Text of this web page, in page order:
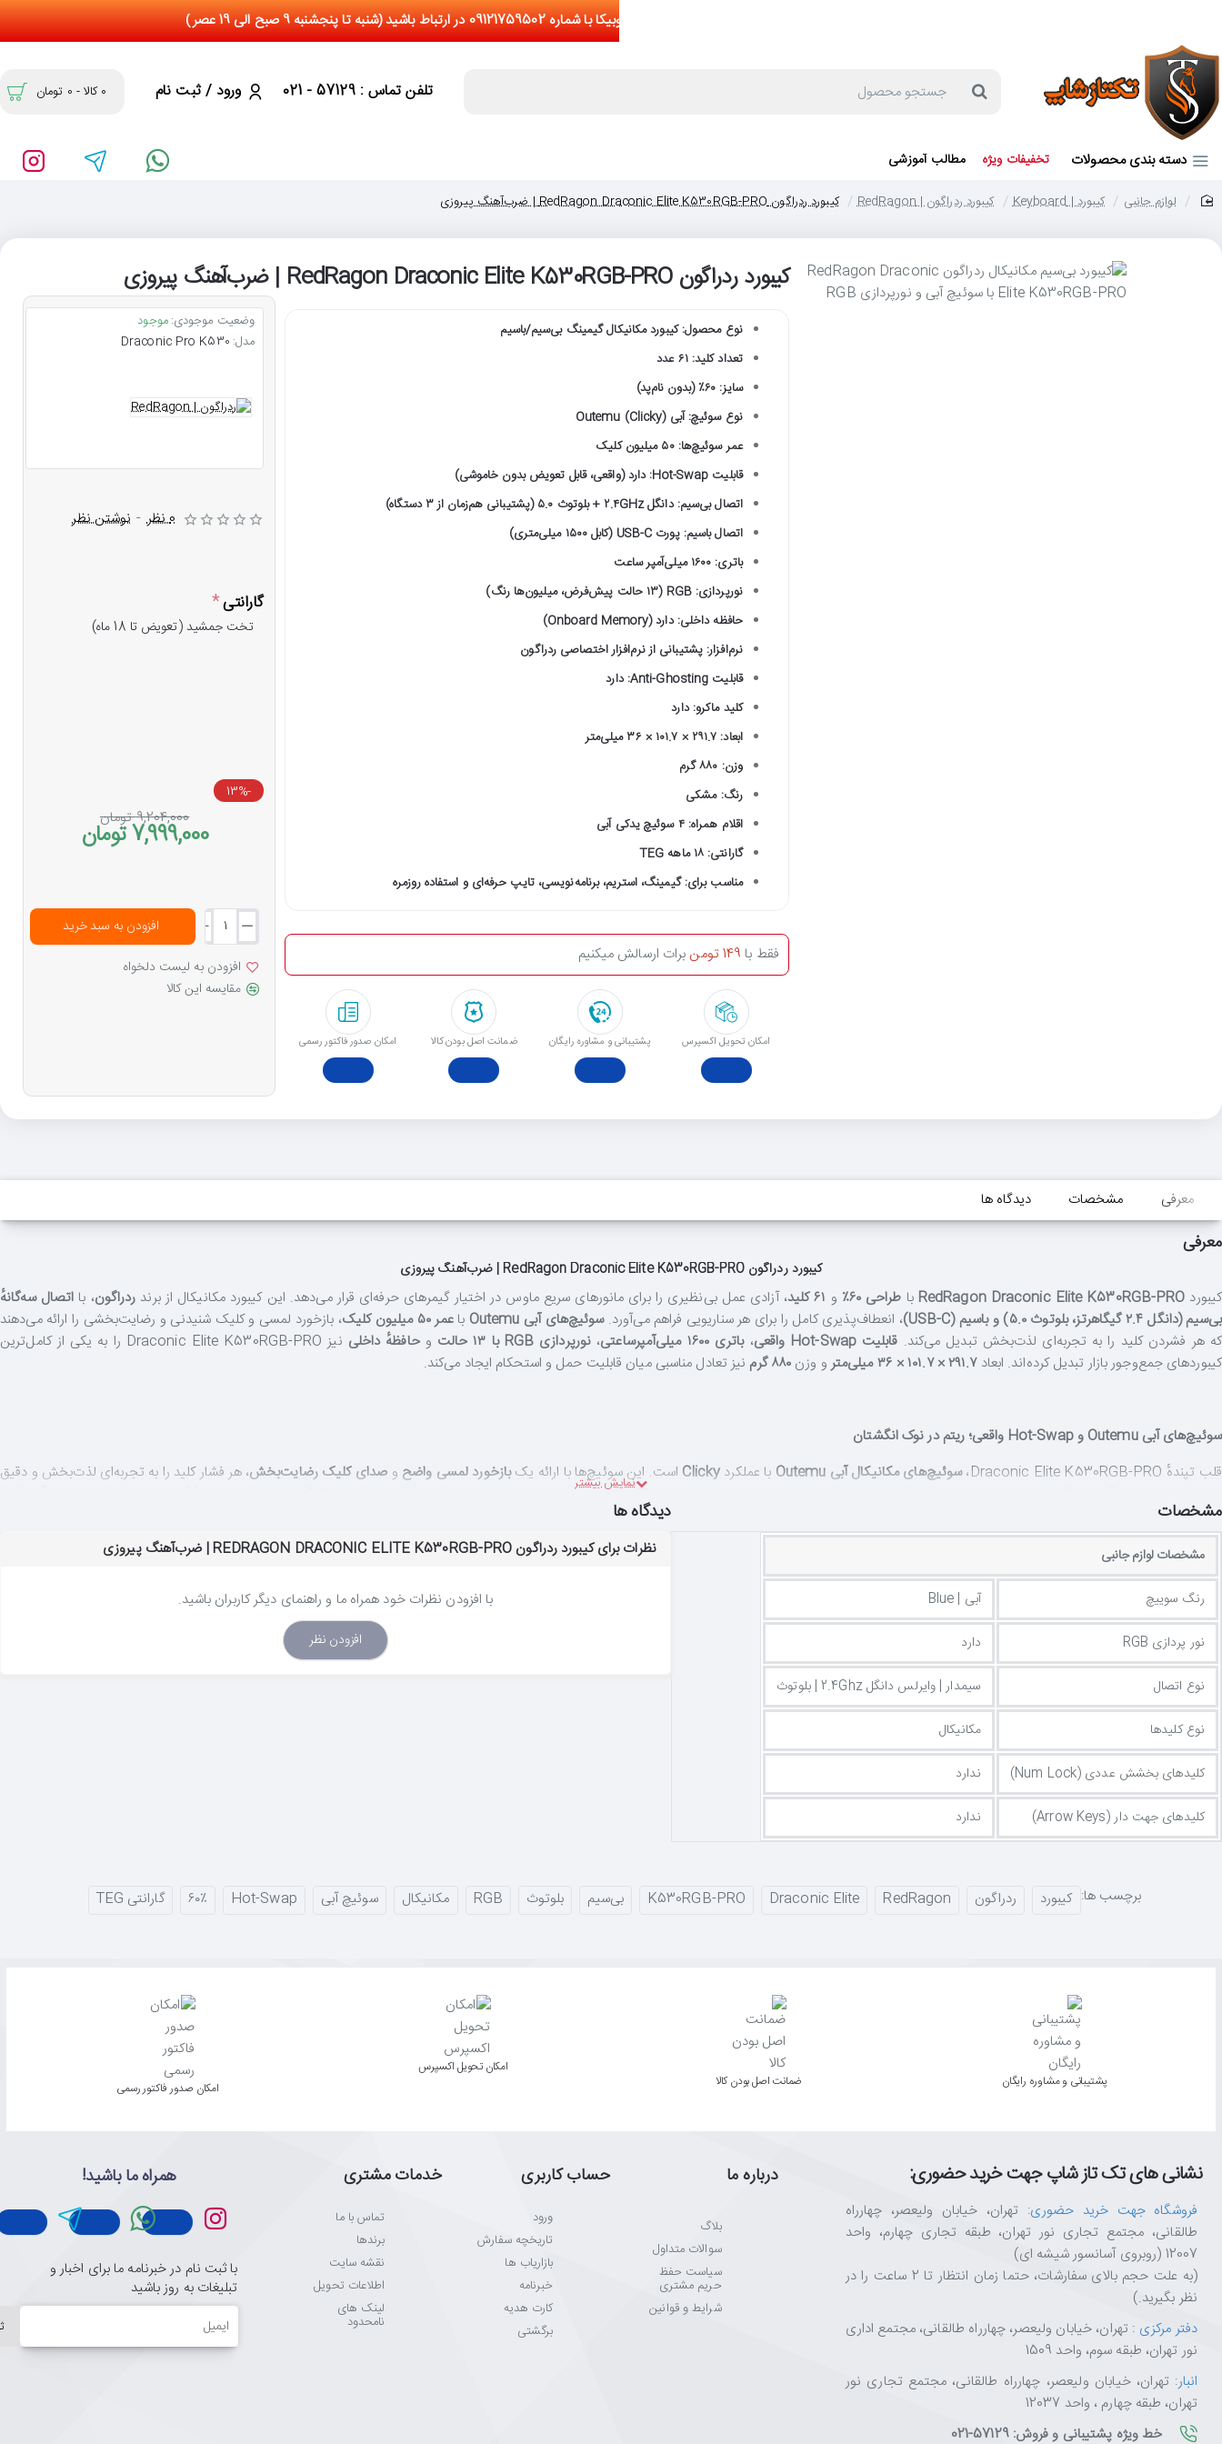
جستجو
تلفن تماس : 57129 - 021 ورود / ثبت نام 0 کالا - 0 تومان
دسته بندی محصولات تخفیفات ویژه مطالب آموزشی
لوازم جانبی کیبورد | Keyboard کیبورد ردراگون | RedRagon کیبورد ردراگون RedRagon Draconic Elite K530RGB-PRO | ضرب‌آهنگ پیروزی
کیبورد ردراگون RedRagon Draconic Elite K530RGB-PRO | ضرب‌آهنگ پیروزی
نوع محصول: کیبورد مکانیکال گیمینگ بی‌سیم/باسیم
تعداد کلید: ۶۱ عدد
سایز: ۶۰٪ (بدون نام‌پد)
نوع سوئیچ: آبی Outemu (Clicky)
عمر سوئیچ‌ها: ۵۰ میلیون کلیک
قابلیت Hot-Swap: دارد (واقعی، قابل تعویض بدون خاموشی)
اتصال بی‌سیم: دانگل ۲.۴GHz + بلوتوث ۵.۰ (پشتیبانی هم‌زمان از ۳ دستگاه)
اتصال باسیم: پورت USB-C (کابل ۱۵۰۰ میلی‌متری)
باتری: ۱۶۰۰ میلی‌آمپر ساعت
نورپردازی: RGB (۱۳ حالت پیش‌فرض، میلیون‌ها رنگ)
حافظه داخلی: دارد (Onboard Memory)
نرم‌افزار: پشتیبانی از نرم‌افزار اختصاصی ردراگون
قابلیت Anti-Ghosting: دارد
کلید ماکرو: دارد
ابعاد: ۲۹۱.۷ × ۱۰۱.۷ × ۳۶ میلی‌متر
وزن: ۸۸۰ گرم
رنگ: مشکی
اقلام همراه: ۴ سوئیچ یدکی آبی
گارانتی: ۱۸ ماهه TEG
مناسب برای: گیمینگ، استریم، برنامه‌نویسی، تایپ حرفه‌ای و استفاده روزمره
امکان تحویل اکسپرس پشتیبانی و مشاوره رایگان ﺿﻤﺎﻧﺖ اﺻﻞ ﺑﻮدن ﮐﺎﻟﺎ امکان صدور فاکتور رسمی
فقط با 149 تومن برات ارسالش میکنیم
وضعیت موجودی:موجود
مدل: Draconic Pro K530
0 نظر - نوشتن نظر
گارانتی
تخت جمشید (تعویض تا 18 ماه)
-13%
7,999,000 تومان
9,204,000 تومان
افزودن به سبد خرید
افزودن به لیست دلخواه
مقایسه این کالا
معرفی مشخصات دیدگاه ها
معرفی
کیبورد ردراگون RedRagon Draconic Elite K530RGB-PRO | ضرب‌آهنگ پیروزی
کیبورد RedRagon Draconic Elite K530RGB-PRO با طراحی ۶۰٪ و ۶۱ کلید ، آزادی عمل بی‌نظیری را برای مانورهای سریع ماوس در اختیار گیمرهای حرفه‌ای قرار می‌دهد. این کیبورد مکانیکال از برند ردراگون، با اتصال سه‌گانهٔ
بی‌سیم (دانگل ۲.۴ گیگاهرتز، بلوتوث ۵.۰) و باسیم (USB-C)
، انعطاف‌پذیری کامل را برای هر سناریویی فراهم می‌آورد.سوئیچ‌های آبی Outemu باعمر ۵۰ میلیون کلیک
، بازخورد لمسی و کلیک شنیدنی و رضایت‌بخشی را ارائه می‌دهند
که هر فشردن کلید را به تجربه‌ای لذت‌بخش تبدیل می‌کند. قابلیت Hot-Swap واقعی ،باتری ۱۶۰۰ میلی‌آمپرساعتی ، نورپردازی RGB با ۱۳ حالت وحافظهٔ داخلی
نیز Draconic Elite K530RGB-PRO را به یکی از کامل‌ترین
کیبوردهای جمع‌وجور بازار تبدیل کرده‌اند. ابعاد۲۹۱.۷ × ۱۰۱.۷ × ۳۶ میلی‌متر و وزن ۸۸۰ گرم نیز تعادل مناسبی میان قابلیت حمل و استحکام ایجاد می‌کند.
سوئیچ‌های آبی Outemu و Hot-Swap واقعی؛ ریتم در نوک انگشتان
قلب تپندهٔ Draconic Elite K530RGB-PRO،
سوئیچ‌های مکانیکال آبی Outemu با عملکرد Clicky است. این سوئیچ‌ها با ارائه یکبازخورد لمسی واضح و صدای کلیک رضایت‌بخش، هر فشار کلید را به تجربه‌ای لذت‌بخش و دقیق
تبدیل می‌کنند—ایده‌آل برای گیمرهایی که به حس فیزیکی و صوتی هر فرمان اهمیت می‌دهند و برای تایپیست‌هایی که از ریتم تایپ خود لذت می‌برند.
تضمین می‌کند.
به شما اجازه می‌دهد بدون لحیم‌کاری و حتی در حال روشن بودن کیبورد، سوئیچ‌ها را تعویض کنید—سوکت‌های دقیق طراحی‌شده، لرزش سوئیچ‌ها را به حداقل می‌رسانند. همچنین
یدکی قرمزدر جعبه همراه محصول است.
اتصال سه‌گانه و باتری ۱۶۰۰mAh؛ آزادی بی‌مرز
Draconic Elite K530RGB-PRO با
سه حالت اتصال بلوتوث ۵.۰
جانبی، وکابل USB-C برای شارژ و استفادهٔ باسیم.باتری داخلی ۱۶۰۰ میلی‌آمپرساعتی نیز شارژدهی طولانی‌مدت را برای روزها کار و بازی بی‌وقفه تضمین می‌کند.
نورپردازی RGB و حافظهٔ داخلی
نورپردازی RGB
با۱۳ حالت پیش‌فرض و میلیون‌ها رنگ، به‌راحتی و بدون نیاز به نرم‌افزار، از طریق خود کیبورد قابل تنظیم است و با ریتم بازی شما هماهنگ می‌شود.
ماکروهای شما را در خود کیبورد ذخیره می‌کند.نرم‌افزار اختصاصی ردراگوننیز امکان شخصی‌سازی پیشرفته‌تر و ساخت
می‌کند.
این کیبورد برای چه کسانی مناسب است؟
با ۶۱ کلید و ابعاد جمع‌وجور ۲۹۱.۷×۱۰۱.۷×۳۶ میلی‌متر
✅
باتری ۱۶۰۰mAh
با شارژدهی طولانی‌مدت
✅نورپردازی RGB
با ۱۳ حالت و میلیون‌ها رنگ
✅حافظهٔ داخلی (Onboard Memory)
و پشتیبانی از نرم‌افزار اختصاصی
✅قابلیت Anti-Ghosting
+ کلیدهای ماکرو
✅وزن: ۸۸۰ گرم
✅۴ سوئیچ یدکی قرمز همراه محصول
چرا از تکتازشاپ خرید کنیم؟
تکتازشاپ فقط یک فروشگاه نیست—یک مقصد مطمئن برای عاشقان تکنولوژی و انتخاب‌های هوشمندانه است.
با ضمانت اصالت کالا، مشاوره تخصصی، ارسال سریع و پشتیبانی واقعی، خیالت از خرید راحت باشد.
ما اینجاییم تا تجربه‌ای متفاوت، حرفه‌ای و قابل اعتماد از خرید آنلاین را برایت رقم بزنیم.
مشخصات
مشخصات لوازم جانبی
رنگ سوییچ
آبی | Blue
نور پردازی RGB
دارد
نوع اتصال
سیمدار | وایرلس دانگل 2.4Ghz | بلوتوث
نوع کلیدها
مکانیکال
کلیدهای بخشش عددی (Num Lock)
ندارد
کلیدهای جهت دار (Arrow Keys)
ندارد
دیدگاه ها
نظرات برای کیبورد ردراگون REDRAGON DRACONIC ELITE K530RGB-PRO | ضرب‌آهنگ پیروزی
با افزودن نظرات خود همراه ما و راهنمای دیگر کاربران باشید.
افزودن نظر
برچسب ها: کیبورد ردراگون RedRagon
Draconic Elite
K530RGB-PRO بی‌سیم بلوتوث RGB مکانیکال سوئیچ آبی Hot-Swap ۶۰٪ گارانتی TEG
پشتیبانی و مشاوره رایگان ﺿﻤﺎﻧﺖ اﺻﻞ ﺑﻮدن ﮐﺎﻟﺎ
اﻣﮑﺎن ﺗﺤﻮﯾﻞ اﮐﺴﭙﺮس
امکان صدور فاکتور رسمی
نشانی های تک تاز شاپ جهت خرید حضوری:
فروشگاه جهت خرید حضوری: تهران، خیابان ولیعصر، چهارراه
طالقانی، مجتمع تجاری نور تهران، طبقه تجاری چهارم، واحد
12007 (روبروی آسانسور شیشه ای)
(به علت حجم بالای سفارشات، حتما زمان انتظار تا 2 ساعت را در
نظر بگیرید.)
دفتر مرکزی : تهران، خیابان ولیعصر، چهارراه طالقانی، مجتمع اداری
نور تهران، طبقه سوم، واحد 1509
انبار: تهران، خیابان ولیعصر، چهارراه طالقانی، مجتمع تجاری نور
تهران، طبقه چهارم ، واحد 12037
خط ویژه پشتیبانی و فروش: 57129-021
درباره ما
بلاگ
سوالات متداول
سیاست حفظ
حریم مشتری
شرایط و قوانین
حساب کاربری
ورود
تاریخچه سفارش
بازاریاب ها
خبرنامه
کارت هدیه
برگشتی
خدمات مشتری
تماس با ما
برندها
نقشه سایت
اطلاعات تحویل
لینک های
نامحدود
همراه ما باشید!
با ثبت نام در خبرنامه ما برای اخبار و
تبلیغات به روز باشید
ایمیل